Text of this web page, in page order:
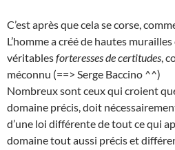
C’est après que cela se corse,
L’homme a créé de hautes
véritablesforteresses de certitudes ,
méconnu (==> Serge Baccino ^^)
Nombreux sont ceux qui croient
domaine précis, doit
d’une loi différente de tout ce qui
domaine tout aussi précis et